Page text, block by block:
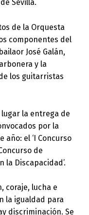
Sevilla.
de la Orquesta
componentes del
José Galán,
y la
los guitarristas
la entrega de
por la
año: el ‘I Concurso
de
la Discapacidad’.
coraje, lucha e
la igualdad para
discriminación. Se